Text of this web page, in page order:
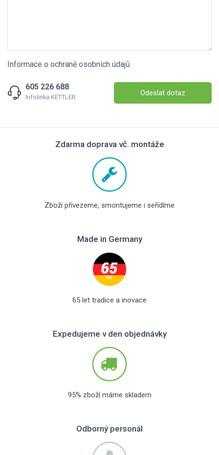
Informace o ochraně osobních údajů
605 226 688
Infolinka KETTLER Odeslat dotaz
Zdarma doprava vč. montáže
Zboží přivezeme, smontujeme i seřídíme
Made in Germany
65 let tradice a inovace
Expedujeme v den objednávky
95% zboží máme skladem
Odborný personál